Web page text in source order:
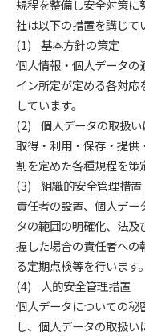
規程を整備し安全対策に
社は以下の措置を講じて
(1) 基本方針の策定
個人情報・個人データの
イン所定が定める各対応
しています。
(2) 個人データの取扱い
取得・利用・保存・提
割を定めた各種規程を策
(3) 組織的安全管理措置
責任者の設置、個人デ
タの範囲の明確化、法
握した場合の責任者へ
る定期点検等を行います。
(4) 人的安全管理措置
個人データについての
し、個人データの取扱